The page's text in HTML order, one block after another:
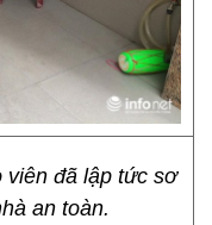
viên đã lập tức sơ
an toàn.